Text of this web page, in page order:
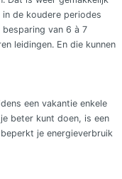
de koudere periodes
van 6 à 7
leidingen. En die kunnen
een vakantie enkele
beter kunt doen, is een
je energieverbruik